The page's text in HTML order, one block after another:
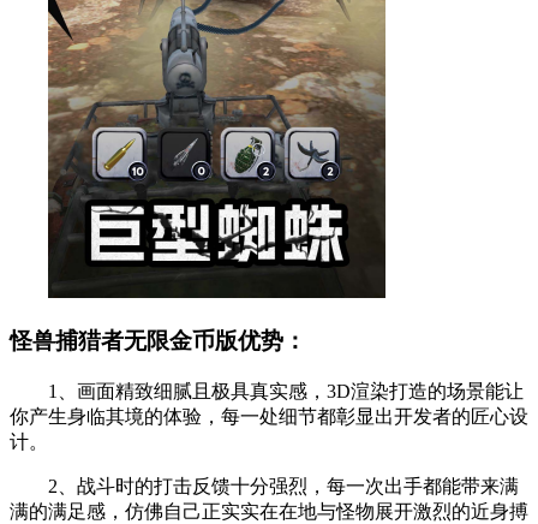
怪兽捕猎者无限金币版优势：
1、画面精致细腻且极具真实感，3D渲染打造的场景能让
你产生身临其境的体验，每一处细节都彰显出开发者的匠心设
计。
2、战斗时的打击反馈十分强烈，每一次出手都能带来满
满的满足感，仿佛自己正实实在在地与怪物展开激烈的近身搏